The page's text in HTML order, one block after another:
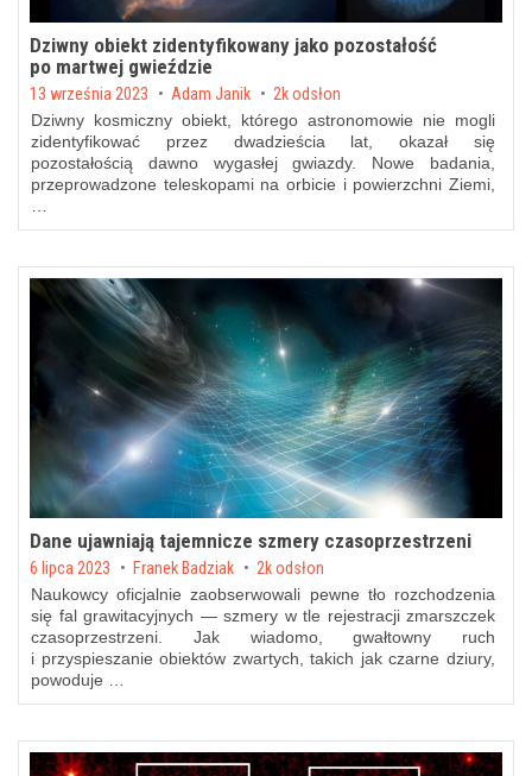
Dziwny obiekt zidentyfikowany jako pozostałość
po martwej gwieździe
Posted on
13 września 2023 by Adam Janik 2k odsłon
Dziwny kosmiczny obiekt, którego astronomowie nie mogli
zidentyfikować przez dwadzieścia lat, okazał się
pozostałością dawno wygasłej gwiazdy. Nowe badania,
przeprowadzone teleskopami na orbicie i powierzchni Ziemi,
…
Dane ujawniają tajemnicze szmery czasoprzestrzeni
Posted on
6 lipca 2023 by Franek Badziak 2k odsłon
Naukowcy oficjalnie zaobserwowali pewne tło rozchodzenia
się fal grawitacyjnych — szmery w tle rejestracji zmarszczek
czasoprzestrzeni. Jak wiadomo, gwałtowny ruch
i przyspieszanie obiektów zwartych, takich jak czarne dziury,
powoduje …